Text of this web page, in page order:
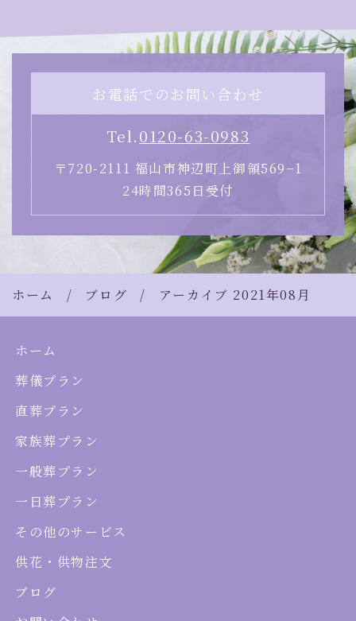
お電話でのお問い合わせ
Tel.0120-63-0983
〒720-2111 福山市神辺町上御領569−1
24時間365日受付
ホーム ブログ アーカイブ 2021年08月
ホーム
葬儀プラン
直葬プラン
家族葬プラン
一般葬プラン
一日葬プラン
その他のサービス
供花・供物注文
ブログ